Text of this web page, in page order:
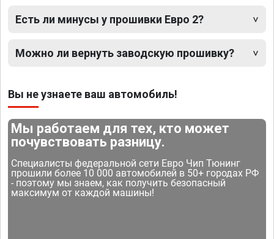
Есть ли минусы у прошивки Евро 2?
Можно ли вернуть заводскую прошивку?
Вы не узнаете ваш автомобиль!
Мы работаем для тех, кто может
почувствовать разницу.
Специалисты федеральной сети Евро Чип Тюнинг
прошили более 10 000 автомобилей в 50+ городах РФ
- поэтому мы знаем, как получить безопасный
максимум от каждой машины!